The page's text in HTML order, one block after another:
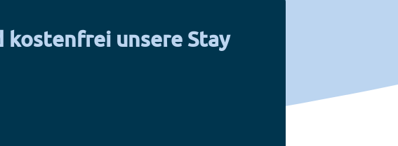
kostenfrei unsere Stay